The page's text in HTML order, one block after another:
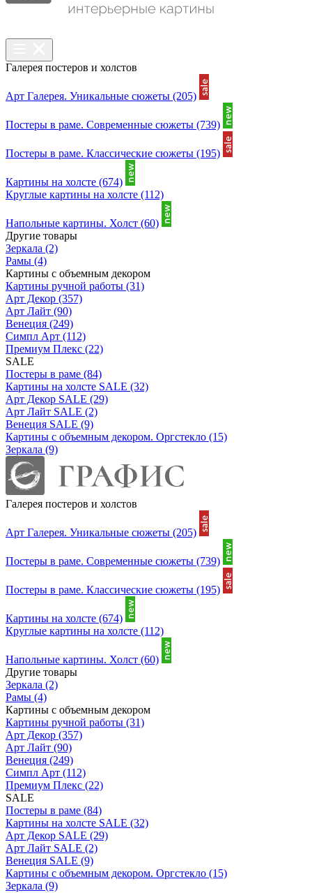
Галерея постеров и холстов
Арт Галерея. Уникальные сюжеты (205)
Постеры в раме. Современные сюжеты (739)
Постеры в раме. Классические сюжеты (195)
Картины на холсте (674)
Круглые картины на холсте (112)
Напольные картины. Холст (60)
Другие товары
Зеркала (2)
Рамы (4)
Картины с объемным декором
Картины ручной работы (31)
Арт Декор (357)
Арт Лайт (90)
Венеция (249)
Симпл Арт (112)
Премиум Плекс (22)
SALE
Постеры в раме (84)
Картины на холсте SALE (32)
Арт Декор SALE (29)
Арт Лайт SALE (2)
Венеция SALE (9)
Картины с объемным декором. Оргстекло (15)
Зеркала (9)
Галерея постеров и холстов
Арт Галерея. Уникальные сюжеты (205)
Постеры в раме. Современные сюжеты (739)
Постеры в раме. Классические сюжеты (195)
Картины на холсте (674)
Круглые картины на холсте (112)
Напольные картины. Холст (60)
Другие товары
Зеркала (2)
Рамы (4)
Картины с объемным декором
Картины ручной работы (31)
Арт Декор (357)
Арт Лайт (90)
Венеция (249)
Симпл Арт (112)
Премиум Плекс (22)
SALE
Постеры в раме (84)
Картины на холсте SALE (32)
Арт Декор SALE (29)
Арт Лайт SALE (2)
Венеция SALE (9)
Картины с объемным декором. Оргстекло (15)
Зеркала (9)